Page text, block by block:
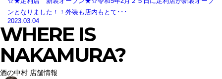
ンとなりました！！外装も店内もとて･･･
2023.03.04
WHERE IS
NAKAMURA?
酒の中村 店舗情報